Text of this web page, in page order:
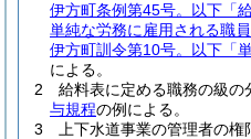
伊方町条例第45号。以下「
単純な労務に雇用される職
伊方町訓令第10号。以下「
による。
2
給料表に定める職務の級の
与規程の例による。
3
上下水道事業の管理者の